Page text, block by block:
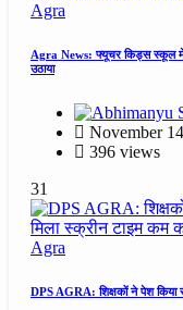
Agra
Agra News: फ्यूचर किड्स स्कूल में
उठाया
November
396 views
31
Agra
DPS AGRA: शिक्षकों ने पेश किया